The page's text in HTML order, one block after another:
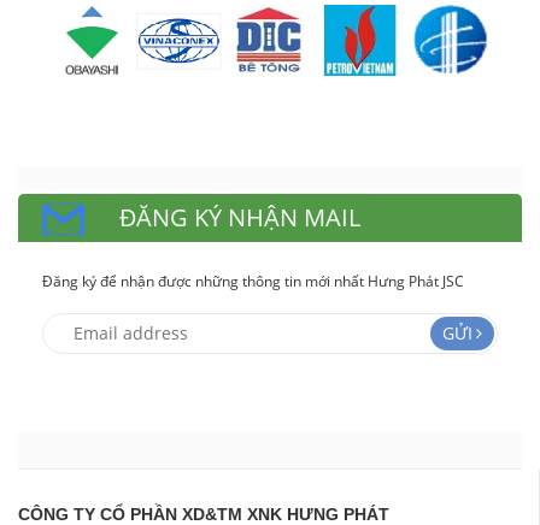
ĐĂNG KÝ NHẬN MAIL
Đăng ký để nhận được những thông tin mới nhất Hưng Phát JSC
GỬI
CÔNG TY CỔ PHẦN XD&TM XNK HƯNG PHÁT